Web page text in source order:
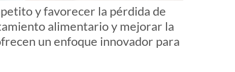
y favorecer la pérdida de
alimentario y mejorar la
un enfoque innovador para